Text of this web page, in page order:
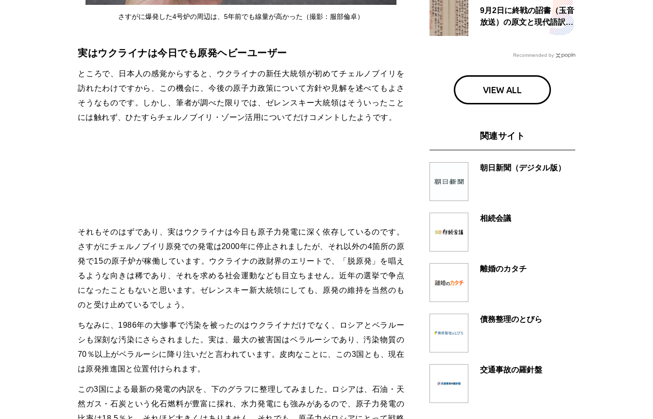
さすがに爆発した4号炉の周辺は、5年前でも線量が高かった（撮影：服部倫卓）
実はウクライナは今日でも原発ヘビーユーザー
ところで、日本人の感覚からすると、ウクライナの新任大統領が初めてチェルノブイリを
訪れたわけですから、この機会に、今後の原子力政策について方針や見解を述べてもよさ
そうなものです。しかし、筆者が調べた限りでは、ゼレンスキー大統領はそういったこと
には触れず、ひたすらチェルノブイリ・ゾーン活用についてだけコメントしたようです。
それもそのはずであり、実はウクライナは今日も原子力発電に深く依存しているのです。
さすがにチェルノブイリ原発での発電は2000年に停止されましたが、それ以外の4箇所の原
発で15の原子炉が稼働しています。ウクライナの政財界のエリートで、「脱原発」を唱え
るような向きは稀であり、それを求める社会運動なども目立ちません。近年の選挙で争点
になったこともないと思います。ゼレンスキー新大統領にしても、原発の維持を当然のも
のと受け止めているでしょう。
ちなみに、1986年の大惨事で汚染を被ったのはウクライナだけでなく、ロシアとベラルー
シも深刻な汚染にさらされました。実は、最大の被害国はベラルーシであり、汚染物質の
70％以上がベラルーシに降り注いだと言われています。皮肉なことに、この3国とも、現在
は原発推進国と位置付けられます。
この3国による最新の発電の内訳を、下のグラフに整理してみました。ロシアは、石油・天
然ガス・石炭という化石燃料が豊富に採れ、水力発電にも強みがあるので、原子力発電の
9月2日に終戦の詔書（玉音
放送）の原文と現代語訳を
読む もう一つの「終戦の
Recommended by
VIEW ALL
関連サイト
朝日新聞（デジタル版）
相続会議
離婚のカタチ
債務整理のとびら
交通事故の羅針盤